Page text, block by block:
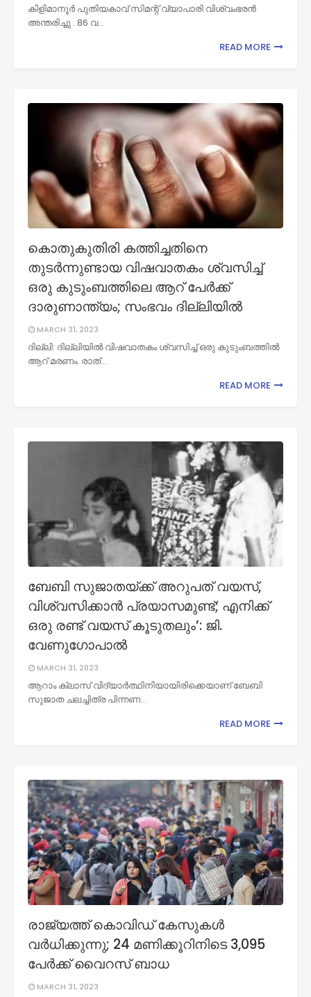
കിളിമാനൂർ പുതിയകാവ് സിമന്റ് വ്യാപാരി വിശ്വംഭരൻ
അന്തരിച്ചു . 86 വ…
READ MORE
കൊതുകുതിരി കത്തിച്ചതിനെ
തുടർന്നുണ്ടായ വിഷവാതകം ശ്വസിച്ച്
ഒരു കുടുംബത്തിലെ ആറ് പേർക്ക്
ദാരുണാന്ത്യം; സംഭവം ദില്ലിയില്‍
MARCH 31, 2023
ദില്ലി: ദില്ലിയിൽ വിഷവാതകം ശ്വസിച്ച് ഒരു കുടുംബത്തിൽ
ആറ് മരണം. രാത്…
READ MORE
ബേബി സുജാതയ്ക്ക് അറുപത് വയസ്,
വിശ്വസിക്കാൻ പ്രയാസമുണ്ട്; എനിക്ക്
ഒരു രണ്ട് വയസ് കൂടുതലും’: ജി.
വേണുഗോപാൽ
MARCH 31, 2023
ആറാം ക്ലാസ് വിദ്യാർത്ഥിനിയായിരിക്കെയാണ് ബേബി
സുജാത ചലച്ചിത്ര പിന്നണ…
READ MORE
രാജ്യത്ത് കൊവിഡ് കേസുകൾ
വർധിക്കുന്നു; 24 മണിക്കൂറിനിടെ 3,095
പേർക്ക് വൈറസ് ബാധ
MARCH 31, 2023